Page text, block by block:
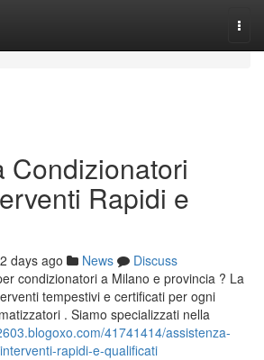
Condizionatori
Rapidi e
days ago News
Discuss
condizionatori a Milano e provincia ? La
tempestivi e certificati per ogni
. Siamo specializzati nella
41741414/assistenza-
rapidi-e-qualificati